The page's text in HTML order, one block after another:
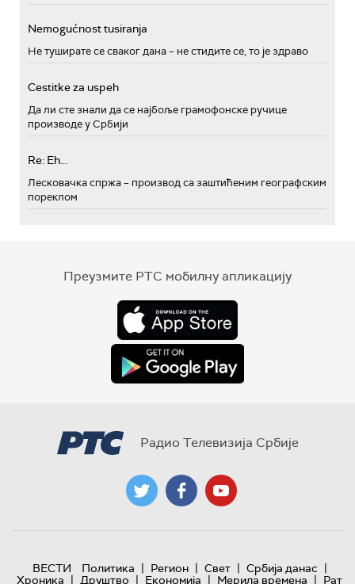
Nemogućnost tusiranja
Не туширате се сваког дана – не стидите се, то је здраво
Cestitke za uspeh
Да ли сте знали да се најбоље грамофонске ручице
производе у Србији
Re: Eh...
Лесковачка спржа – производ са заштићеним географским
пореклом
Преузмите РТС мобилну апликацију
Радио Телевизија Србије
ВЕСТИ Политика | Регион | Свет | Србија данас |
Хроника | Друштво | Економија | Мерила времена | Рат